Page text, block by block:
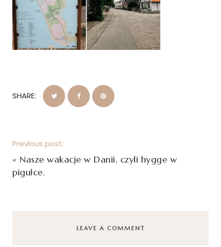
SHARE:
Previous post:
« Nasze wakacje w Danii, czyli hygge w
pigułce.
LEAVE A COMMENT